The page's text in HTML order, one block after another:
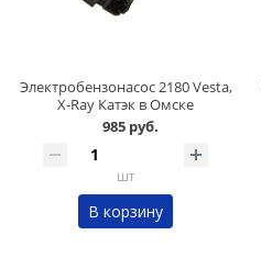
Электробензонасос 2180 Vesta,
X-Ray Катэк в Омске
985 руб.
шт
В корзину